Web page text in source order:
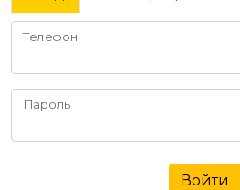
Телефон
Пароль
Войти